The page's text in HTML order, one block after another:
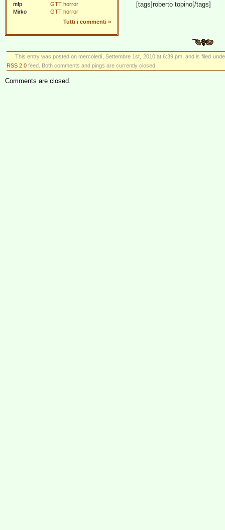
mfp
GTT horror
Mirko
GTT horror
Tutti i commenti »
[tags]roberto topino[/tags]
This entry was posted on mercoledì, Settembre 1st, 2010 at 6:39 pm, and is filed
RSS 2.0 feed. Both comments and pings are currently closed.
Comments are closed.